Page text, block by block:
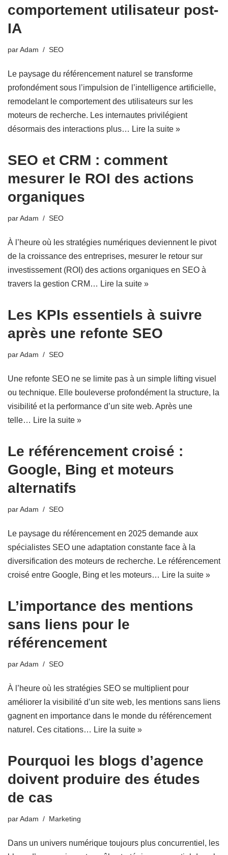
comportement utilisateur post-
IA
parAdam SEO
Le paysage du référencement naturel se transforme
profondément sous l’impulsion de l’intelligence artificielle,
remodelant le comportement des utilisateurs sur les
moteurs de recherche. Les internautes privilégient
désormais des interactions plus… Lire la suite »
SEO et CRM : comment
mesurer le ROI des actions
organiques
parAdam SEO
À l’heure où les stratégies numériques deviennent le pivot
de la croissance des entreprises, mesurer le retour sur
investissement (ROI) des actions organiques en SEO à
travers la gestion CRM… Lire la suite »
Les KPIs essentiels à suivre
après une refonte SEO
parAdam SEO
Une refonte SEO ne se limite pas à un simple lifting visuel
ou technique. Elle bouleverse profondément la structure, la
visibilité et la performance d’un site web. Après une
telle… Lire la suite »
Le référencement croisé :
Google, Bing et moteurs
alternatifs
parAdam SEO
Le paysage du référencement en 2025 demande aux
spécialistes SEO une adaptation constante face à la
diversification des moteurs de recherche. Le référencement
croisé entre Google, Bing et les moteurs… Lire la suite »
L’importance des mentions
sans liens pour le
référencement
parAdam SEO
À l’heure où les stratégies SEO se multiplient pour
améliorer la visibilité d’un site web, les mentions sans liens
gagnent en importance dans le monde du référencement
naturel. Ces citations… Lire la suite »
Pourquoi les blogs d’agence
doivent produire des études
de cas
parAdam Marketing
Dans un univers numérique toujours plus concurrentiel, les